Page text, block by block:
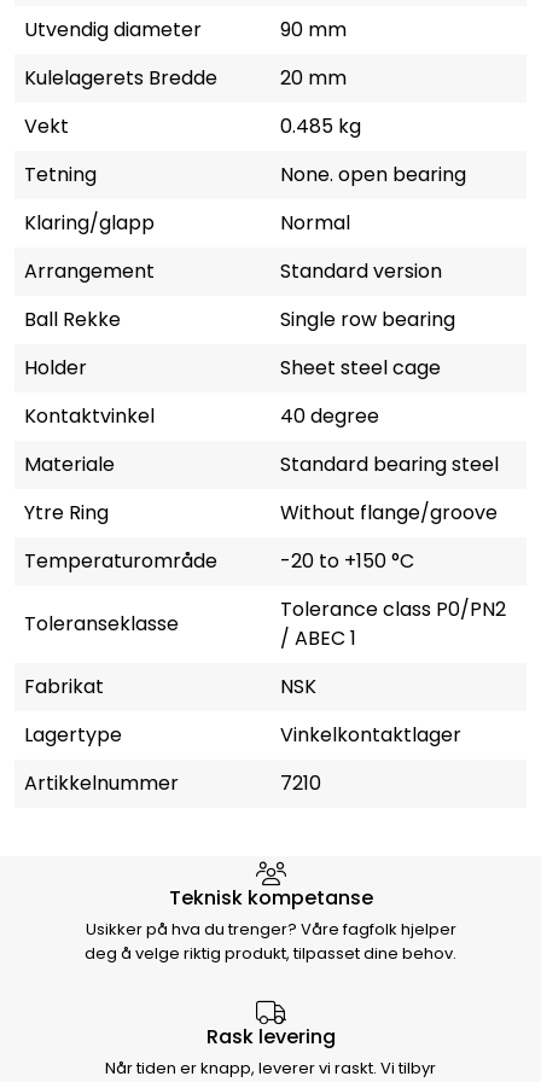
Utvendig diameter
90 mm
Kulelagerets Bredde
20 mm
Vekt
0.485 kg
Tetning
None. open bearing
Klaring/glapp
Normal
Arrangement
Standard version
Ball Rekke
Single row bearing
Holder
Sheet steel cage
Kontaktvinkel
40 degree
Materiale
Standard bearing steel
Ytre Ring
Without flange/groove
Temperaturområde
-20 to +150 °C
Toleranseklasse
Tolerance class P0/PN2
/ ABEC 1
Fabrikat
NSK
Lagertype
Vinkelkontaktlager
Artikkelnummer
7210
Hvorfor velge Storm Halvorsen
Teknisk kompetanse
Usikker på hva du trenger? Våre fagfolk hjelper
deg å velge riktig produkt, tilpasset dine behov.
Rask levering
Når tiden er knapp, leverer vi raskt. Vi tilbyr